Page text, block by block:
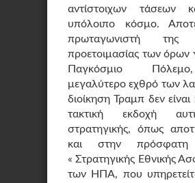
αντίστοιχων τάσεων
υπόλοιπο κόσμο.
πρωταγωνιστή της
προετοιμασίας των όρων
Παγκόσμιο
μεγαλύτερο εχθρό των
διοίκηση Τραμπ δεν
τακτική εκδοχή
στρατηγικής, όπως
και στην πρόσφατη
« Στρατηγικής Εθνικής
των ΗΠΑ, που